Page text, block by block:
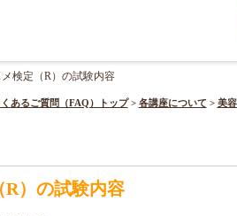
メ検定（R）の試験内容
くあるご質問（FAQ）トップ > 各講座について > 美
R）の試験内容